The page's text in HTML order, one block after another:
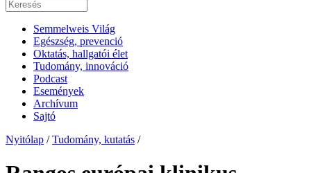
Semmelweis Világ
Egészség, prevenció
Oktatás, hallgatói élet
Tudomány, innováció
Podcast
Események
Archívum
Sajtó
Nyitólap / Tudomány, kutatás /